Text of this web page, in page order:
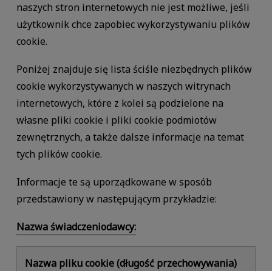
naszych stron internetowych nie jest możliwe, jeśli
użytkownik chce zapobiec wykorzystywaniu plików
cookie.
Poniżej znajduje się lista ściśle niezbędnych plików
cookie wykorzystywanych w naszych witrynach
internetowych, które z kolei są podzielone na
własne pliki cookie i pliki cookie podmiotów
zewnętrznych, a także dalsze informacje na temat
tych plików cookie.
Informacje te są uporządkowane w sposób
przedstawiony w następującym przykładzie:
Nazwa świadczeniodawcy:
Nazwa pliku cookie (długość przechowywania)